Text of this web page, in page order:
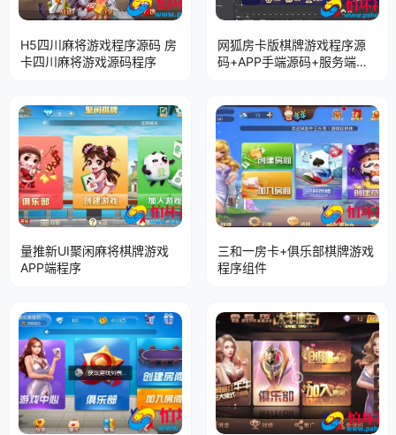
H5四川麻将游戏程序源码 房
卡四川麻将游戏源码程序
网狐房卡版棋牌游戏程序源
码+APP手端源码+服务端组
量推新UI聚闲麻将棋牌游戏
APP端程序
三和一房卡+俱乐部棋牌游戏
程序组件